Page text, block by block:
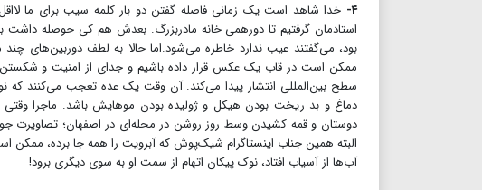
۴- خدا شاهد است یک زمانی فاصله گفتن دو بار کلمه سیب برای ما
استادمان گرفتیم تا دورهمی خانه مادربزرگ. بعدش هم کی حوصله داشت
بود، می‌گفتند عیب ندارد خاطره می‌شود.اما حالا به لطف دوربین‌های
ممکن است در قاب یک عکس قرار داده باشیم و جدای از امنیت و
سطح بین‌المللی انتشار پیدا می‌کند. آن وقت یک عده تعجب می‌کنند که
دماغ و بد ریخت بودن هیکل و ژولیده بودن موهایش باشد. ماجرا
دوستان و قمه کشیدن وسط روز روشن در محله‌ای در اصفهان؛ تصاویرت
البته همین جناب اینستاگرام شیک‌پوش که آبرویت را همه جا برده، ممکن
آب‌ها از آسیاب افتاد، نوک پیکان اتهام از سمت او به سوی دیگری برود!